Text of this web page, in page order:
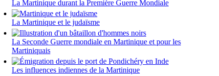
La Martinique durant la Première Guerre Mondiale
La Martinique et le judaïsme
La Seconde Guerre mondiale en Martinique et pour les
Martiniquais
Les influences indiennes de la Martinique